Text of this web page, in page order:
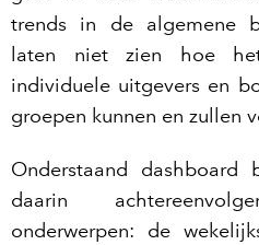
trends in de algemene
laten niet zien hoe
individuele uitgevers en
groepen kunnen en zullen
Onderstaand dashboard
daarin
onderwerpen: de